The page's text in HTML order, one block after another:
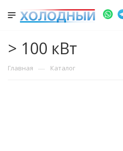
> 100 кВт
Главная — Каталог